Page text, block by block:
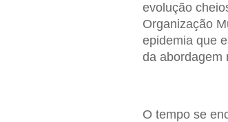
evolução
Organização
epidemia que
da abordagem
O tempo se